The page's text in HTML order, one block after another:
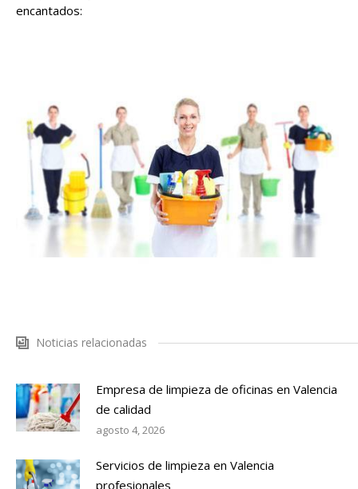
encantados:
Noticias relacionadas
Empresa de limpieza de oficinas en Valencia
de calidad
agosto 4, 2026
Servicios de limpieza en Valencia
profesionales